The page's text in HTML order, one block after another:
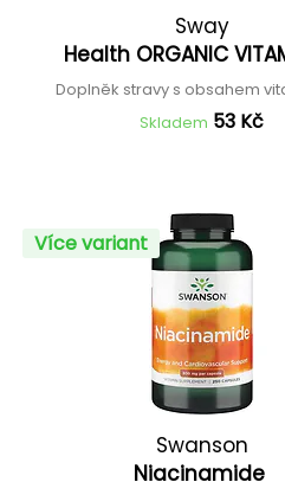
Sway
Health ORGANIC
Doplněk stravy s obsahem
Skladem 53 Kč
Více variant
Swanson
Niacinamide